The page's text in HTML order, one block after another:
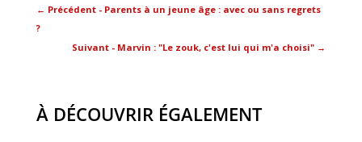
← Précédent - Parents à un jeune âge : avec ou sans regrets
?
Suivant - Marvin : "Le zouk, c'est lui qui m'a choisi" →
À DÉCOUVRIR ÉGALEMENT